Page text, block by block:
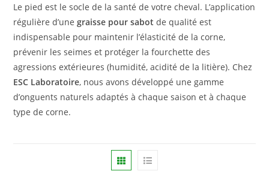
Le pied est le socle de la santé de votre cheval. L’application
régulière d’unegraisse pour sabot de qualité est
indispensable pour maintenir l’élasticité de la corne,
prévenir les seimes et protéger la fourchette des
agressions extérieures (humidité, acidité de la litière). Chez
ESC Laboratoire, nous avons développé une gamme
d’onguents naturels adaptés à chaque saison et à chaque
type de corne.